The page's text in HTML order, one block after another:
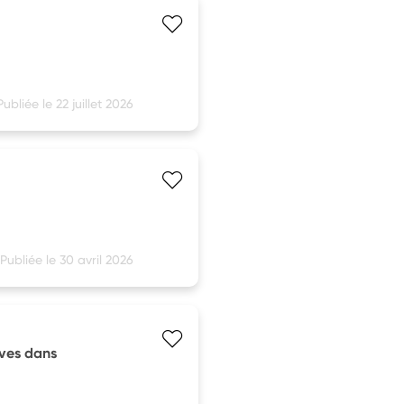
le 22 juillet 2026
Publiée le 30 avril 2026
dans